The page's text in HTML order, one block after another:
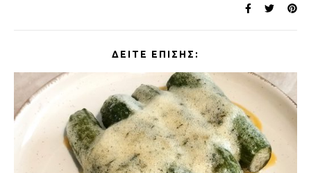
ΔΕΊΤΕ ΕΠΊΣΗΣ: